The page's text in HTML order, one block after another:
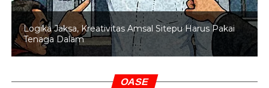
Logika Jaksa, Kreativitas Amsal Sitepu Harus Pakai
Tenaga Dalam
OASE